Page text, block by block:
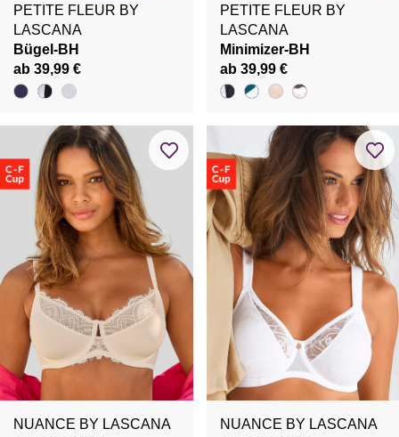
PETITE FLEUR BY
LASCANA
Bügel-BH
ab 39,99 €
PETITE FLEUR BY
LASCANA
Minimizer-BH
ab 39,99 €
NUANCE BY LASCANA
NUANCE BY LASCANA